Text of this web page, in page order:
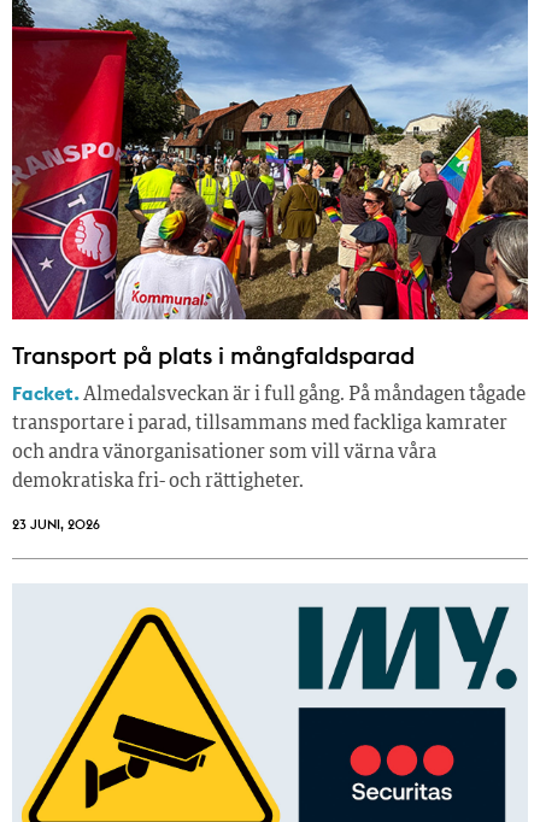
Transport på plats i mångfaldsparad
Facket.Almedalsveckan är i full gång. På måndagen tågade
transportare i parad, tillsammans med fackliga kamrater
och andra vänorganisationer som vill värna våra
demokratiska fri- och rättigheter.
23 JUNI, 2026